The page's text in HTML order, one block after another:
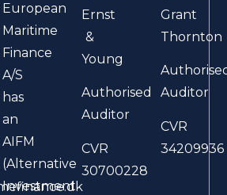
European
Maritime
Finance
A/S
has
an
AIFM
(Alternative
Investment
Ernst
&
Young
Authorised
Auditor
CVR
30700228
Grant
Thornton
Auditor
CVR
34209936